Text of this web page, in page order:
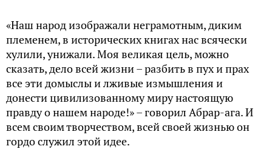
«Наш народ изображали неграмотным, диким
племенем, в исторических книгах нас всячески
хулили, унижали. Моя великая цель, можно
сказать, дело всей жизни – разбить в пух и прах
все эти домыслы и лживые измышления и
донести цивилизованному миру настоящую
правду о нашем народе!» – говорил Абрар-ага. И
всем своим творчеством, всей своей жизнью он
гордо служил этой идее.